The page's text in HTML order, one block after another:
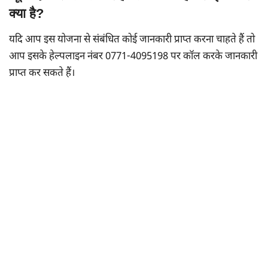
क्या है?
यदि आप इस योजना से संबंधित कोई जानकारी प्राप्त करना चाहते हैं तो
आप इसके हेल्पलाइन नंबर 0771-4095198 पर कॉल करके जानकारी
प्राप्त कर सकते हैं।